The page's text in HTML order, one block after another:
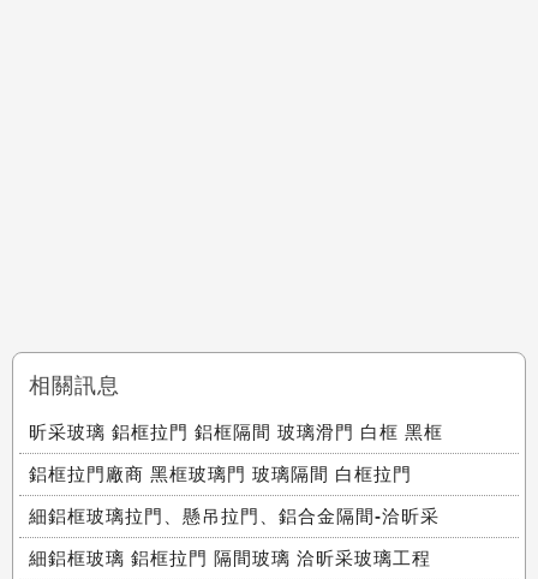
相關訊息
昕采玻璃 鋁框拉門 鋁框隔間 玻璃滑門 白框 黑框
鋁框拉門廠商 黑框玻璃門 玻璃隔間 白框拉門
細鋁框玻璃拉門、懸吊拉門、鋁合金隔間-洽昕采
細鋁框玻璃 鋁框拉門 隔間玻璃 洽昕采玻璃工程